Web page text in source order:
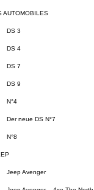
AUTOMOBILES
DS 3
DS 4
DS 7
DS 9
N°4
Der neue DS N°7
N°8
Jeep Avenger